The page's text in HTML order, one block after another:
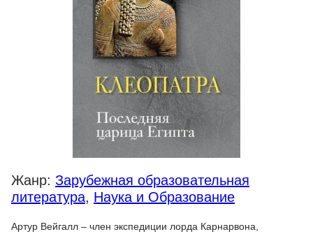
Жанр: Зарубежная образовательная
литература, Наука и Образование
Артур Вейгалл – член экспедиции лорда Карнарвона,